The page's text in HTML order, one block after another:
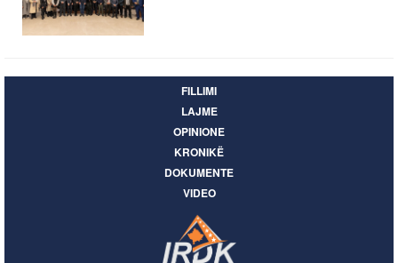
FILLIMI
LAJME
OPINIONE
KRONIKË
DOKUMENTE
VIDEO